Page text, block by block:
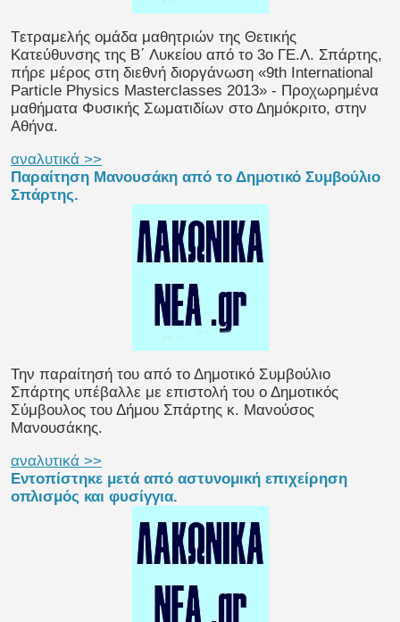
Tετραμελής ομάδα μαθητριών της Θετικής
Κατεύθυνσης της Β΄ Λυκείου από το 3ο ΓΕ.Λ. Σπάρτης,
πήρε μέρος στη διεθνή διοργάνωση «9th International
Particle Physics Masterclasses 2013» - Προχωρημένα
μαθήματα Φυσικής Σωματιδίων στο Δημόκριτο, στην
Αθήνα.
αναλυτικά >>
Παραίτηση Μανουσάκη από το Δημοτικό Συμβούλιο
Σπάρτης.
Την παραίτησή του από το Δημοτικό Συμβούλιο
Σπάρτης υπέβαλλε με επιστολή του ο Δημοτικός
Σύμβουλος του Δήμου Σπάρτης κ. Μανούσος
Μανουσάκης.
αναλυτικά >>
Εντοπίστηκε μετά από αστυνομική επιχείρηση
οπλισμός και φυσίγγια.